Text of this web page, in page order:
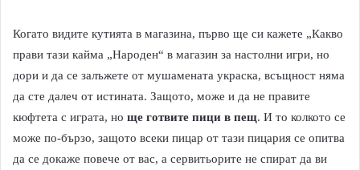
Когато видите кутията в магазина, първо ще си кажете „Какво
прави тази кайма „Народен“ в магазин за настолни игри, но
дори и да се залъжете от мушамената украска, всъщност няма
да сте далеч от истината. Защото, може и да не правите
кюфтета с играта, но ще готвите пици в пещ. И то колкото се
може по-бързо, защото всеки пицар от тази пицария се опитва
да се докаже повече от вас, а сервитьорите не спират да ви